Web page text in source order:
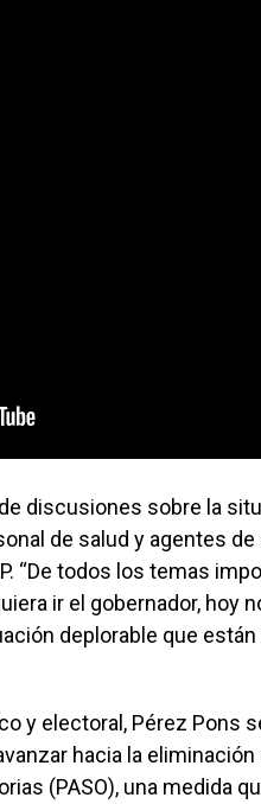
discusiones sobre la
de salud y agentes
“De todos los temas
ir el gobernador, hoy
deplorable que
y electoral, Pérez Pons
hacia la eliminación
(PASO), una medida